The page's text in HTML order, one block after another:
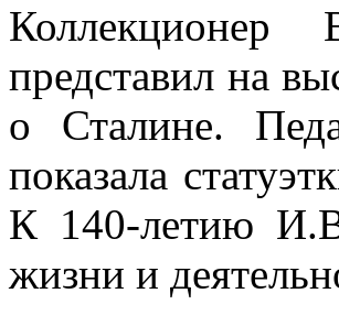
представил на
о Сталине.
показала
К 140-летию
жизни и